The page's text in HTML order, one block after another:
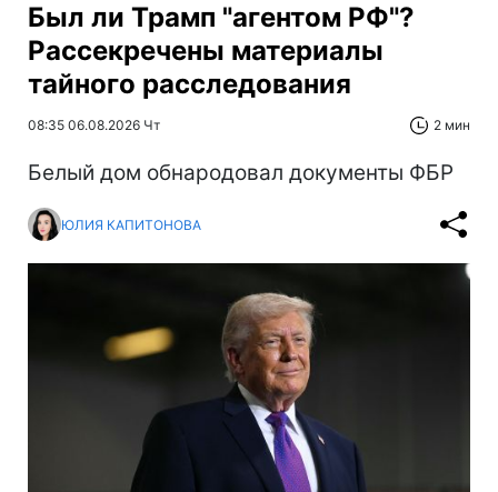
Был ли Трамп "агентом РФ"?
Рассекречены материалы
тайного расследования
08:35 06.08.2026 Чт 2 мин
Белый дом обнародовал документы ФБР
ЮЛИЯ КАПИТОНОВА